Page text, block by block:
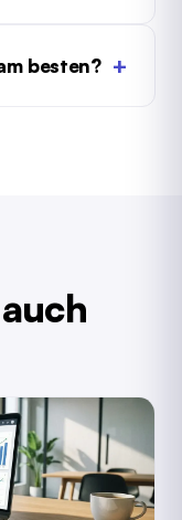
besten?